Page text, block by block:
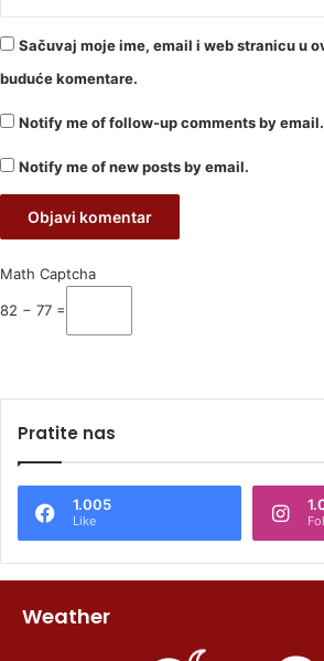
Sačuvaj moje ime, email i web stranicu u
buduće komentare.
Notify me of follow-up comments by email.
Notify me of new posts by email.
Math Captcha
82 − 77 =
Pratite nas
1.005
Like
Weather